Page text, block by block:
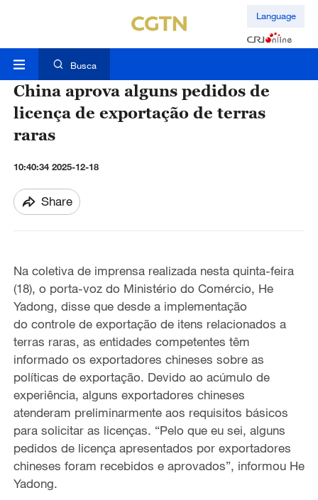
Language
Busca
China aprova alguns pedidos de
licença de exportação de terras
raras
10:40:34 2025-12-18
Share
Na coletiva de imprensa realizada nesta quinta-feira
(18), o porta-voz do Ministério do Comércio, He
Yadong, disse que desde a implementação
do controle de exportação de itens relacionados a
terras raras, as entidades competentes têm
informado os exportadores chineses sobre as
políticas de exportação. Devido ao acúmulo de
experiência, alguns exportadores chineses
atenderam preliminarmente aos requisitos básicos
para solicitar as licenças. “Pelo que eu sei, alguns
pedidos de licença apresentados por exportadores
chineses foram recebidos e aprovados”, informou He
Yadong.